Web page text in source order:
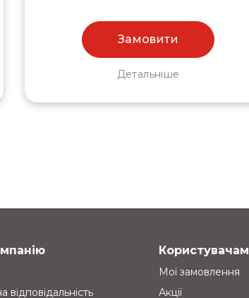
Замовити
Детальніше
відповідальність
Користувачам
Мої замовлення
Акції